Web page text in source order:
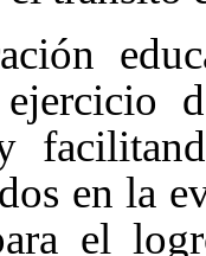
en la
el